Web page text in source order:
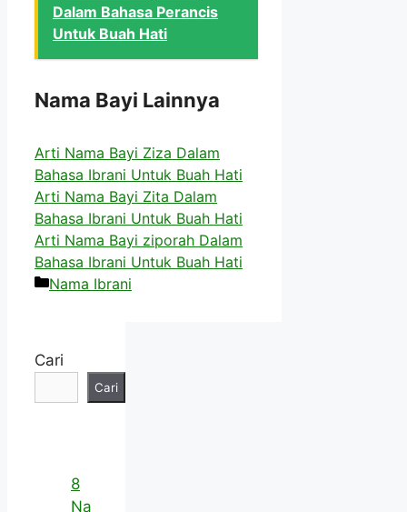
Dalam Bahasa Perancis
Untuk Buah Hati
Nama Bayi Lainnya
Arti Nama Bayi Ziza Dalam
Bahasa Ibrani Untuk Buah Hati
Arti Nama Bayi Zita Dalam
Bahasa Ibrani Untuk Buah Hati
Arti Nama Bayi ziporah Dalam
Bahasa Ibrani Untuk Buah Hati
Kategori
Nama Ibrani
Cari
Cari
8
Na